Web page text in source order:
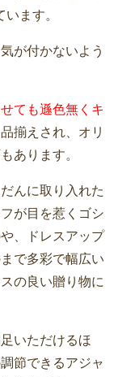
ます。
が付かないよう
ても遜色無くキ
揃えされ、オリ
あります。
んに取り入れた
が目を惹くゴシ
、ドレスアップ
で多彩で幅広い
の良い贈り物に
いただけるほ
節できるアジャ